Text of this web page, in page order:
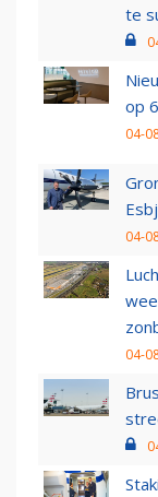
te
op
04-
04-
04-